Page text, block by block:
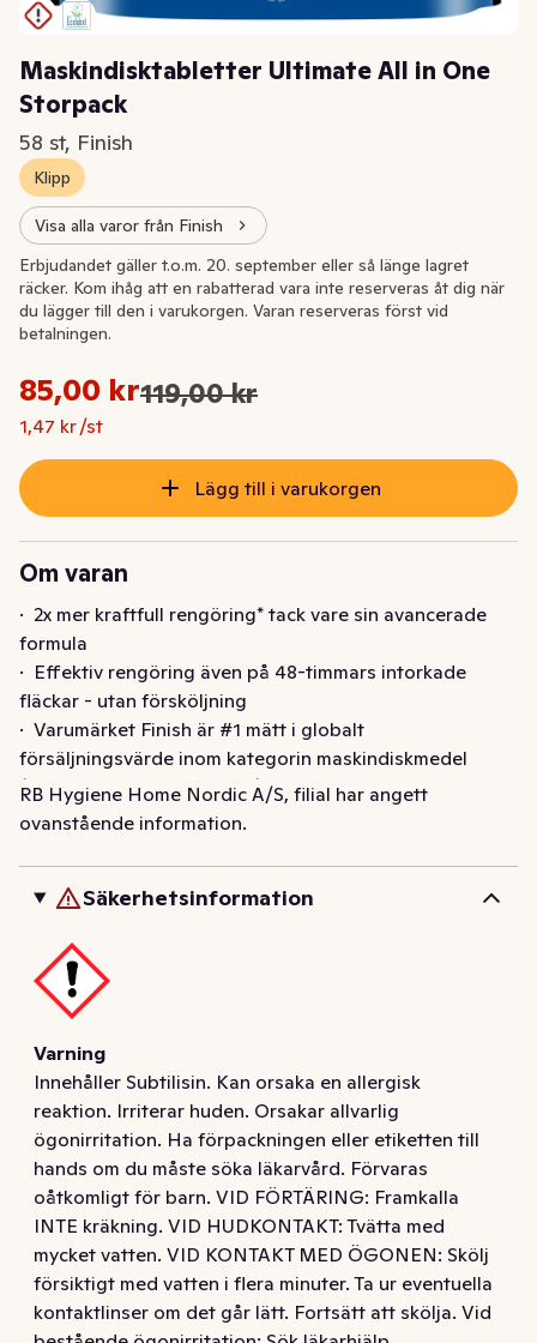
Maskindisktabletter Ultimate All in One
Storpack
58 st, Finish
Klipp
Visa alla varor från Finish
Extrapris
Ursprungspriset var: 119,00 kr
Nuvarande pris är: 85,00 kr
85,00 kr119,00 kr
1,47 kr /st
Styckpris: 1,47 kr /st
Erbjudandet gäller t.o.m. 20. september eller så länge lagret
räcker. Kom ihåg att en rabatterad vara inte reserveras åt dig när
du lägger till den i varukorgen. Varan reserveras först vid
betalningen.
Lägg till i varukorgen
Om varan
·  2x mer kraftfull rengöring* tack vare sin avancerade
formula
·  Effektiv rengöring även på 48-timmars intorkade
fläckar - utan försköljning
·  Varumärket Finish är #1 mätt i globalt
försäljningsvärde inom kategorin maskindiskmedel
(källa: NielsenIQ RMS data)
·  EU Ecolabel
100% biologiskt nedbrytbar, vattenlöslig film.
djupet och kristallklar glans, 1:a gången, varje gång.
Tack vare dess avancerade formula är kapseln effektiv
för att bryta ner alla typer av matrester, även intorkade
48-timmarsfläckar - utan försköljning. Finish Ultimate All
in 1 skyddar samtidigt mot glaskorrosion så att dina
glas behåller sin lyster längre. Vår ultimata prestanda
med 15% lägre kemikalievikt än de traditionella
pressade Finish-disktabletterna**. Kapslarna kommer i
ett omslag som löses upp under diskprogrammet. För
optimalt resultat, använd Ultimate All in 1
maskindiskkapslar tillsammans med Finish tillbehör.
* Rengörande ingredienser jämfört med Finish Power.
**I jämförelse med Finish Power.
RB Hygiene Home Nordic A/S, filial har angett
ovanstående information.
Säkerhetsinformation
Varning
Innehåller Subtilisin. Kan orsaka en allergisk
reaktion. Irriterar huden. Orsakar allvarlig
ögonirritation. Ha förpackningen eller etiketten till
hands om du måste söka läkarvård. Förvaras
oåtkomligt för barn. VID FÖRTÄRING: Framkalla
INTE kräkning. VID HUDKONTAKT: Tvätta med
mycket vatten. VID KONTAKT MED ÖGONEN: Skölj
försiktigt med vatten i flera minuter. Ta ur eventuella
kontaktlinser om det går lätt. Fortsätt att skölja. Vid